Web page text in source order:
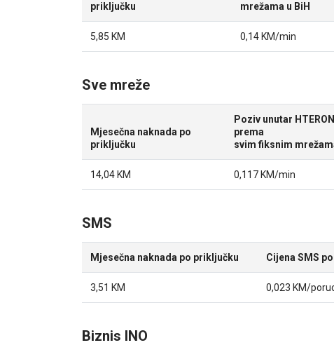
priključku
mrežama u BiH
5,85 KM 0,14 KM/min
Sve mreže
Mjesečna naknada po
priključku
Poziv unutar
prema
svim fiksnim
14,04 KM 0,117 KM/min
SMS
Mjesečna naknada po priključku Cijena SMS
3,51 KM 0,023 KM/
Biznis INO